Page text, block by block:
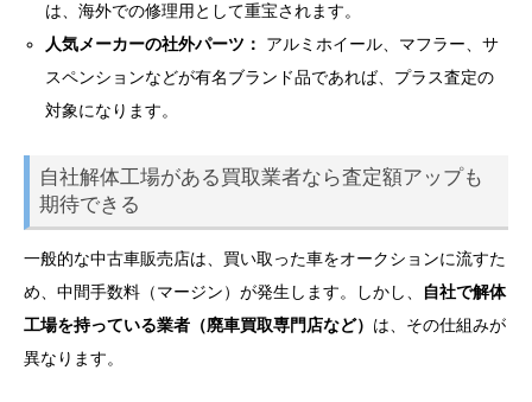
は、海外での修理用として重宝されます。
人気メーカーの社外パーツ：
アルミホイール、マフラー、サ
スペンションなどが有名ブランド品であれば、プラス査定の
対象になります。
自社解体工場がある買取業者なら査定額アップも
期待できる
一般的な中古車販売店は、買い取った車をオークションに流すた
め、中間手数料（マージン）が発生します。しかし、
自社で解体
工場を持っている業者（廃車買取専門店など） は、その仕組みが
異なります。